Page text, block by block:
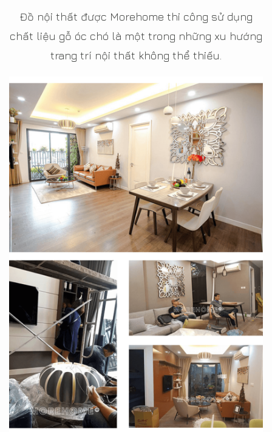
Đồ nội thất được Morehome thi công sử dụng
chất liệu gỗ óc chó là một trong những xu hướng
trang trí nội thất không thể thiếu.